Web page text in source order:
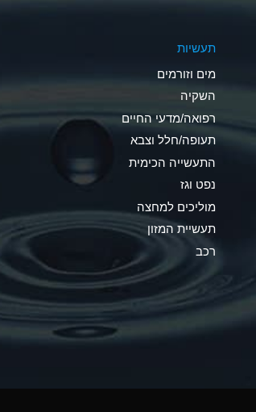
C
A
*
A
B
תעשיות
מים וזורמים
השקיה
רפואה/מדעי החיים
תעופה/חלל וצבא
התעשייה הכימית
נפט וגז
מוליכים למחצה
תעשיית המזון
רכב